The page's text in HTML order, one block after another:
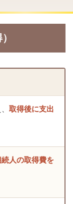
取得後に支出
人の取得費を